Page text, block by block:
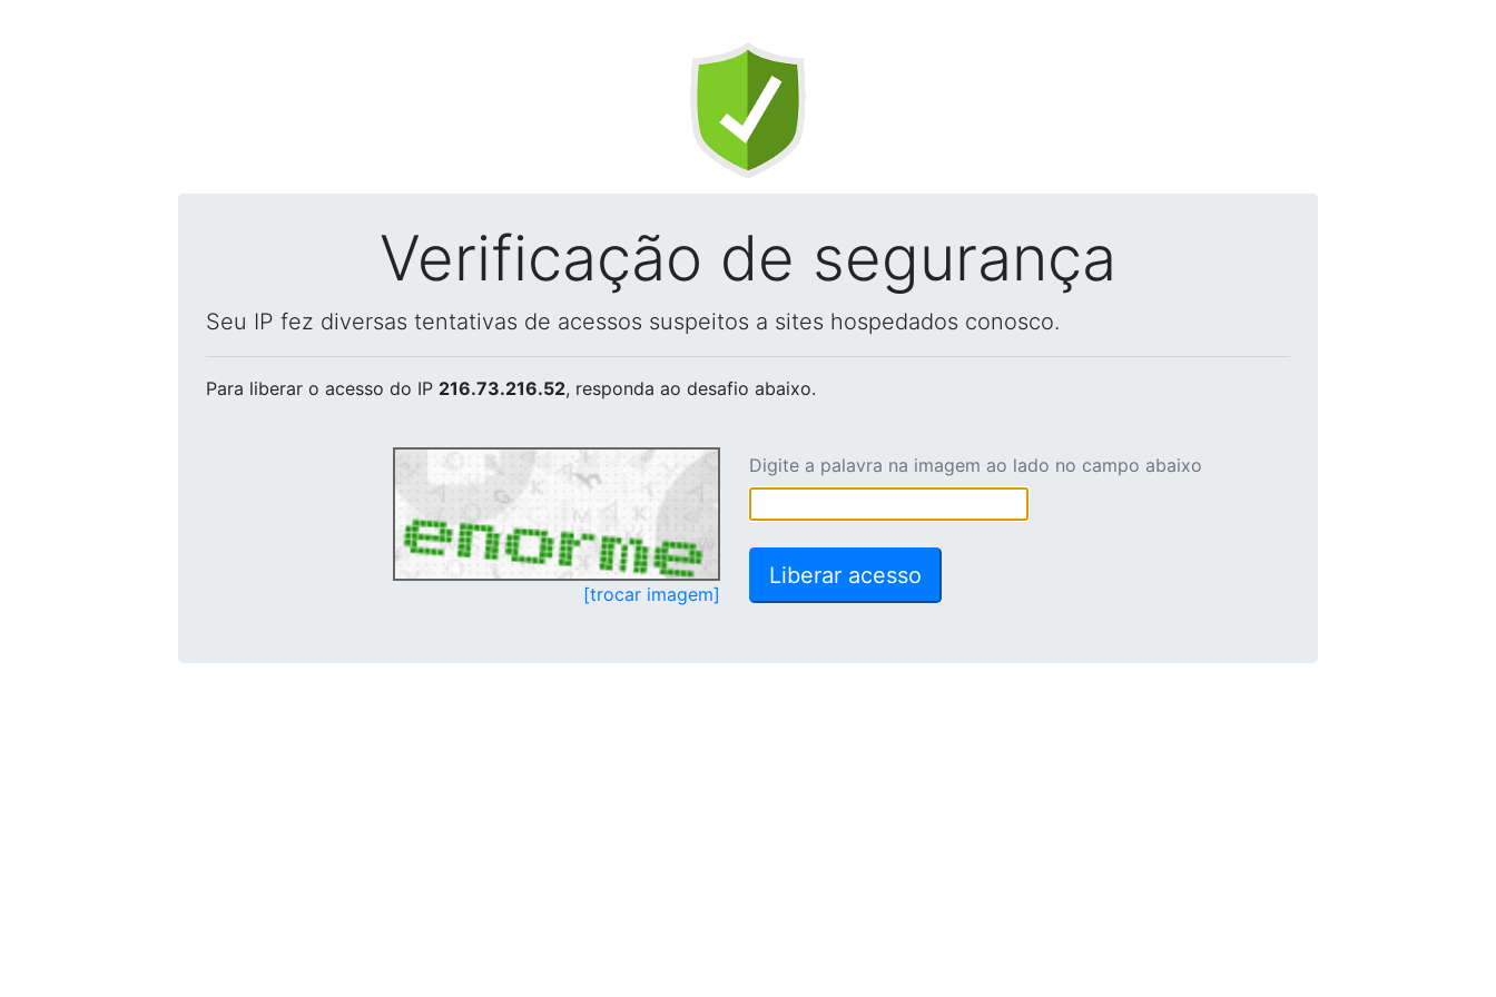
Verificação de segurança
Seu IP fez diversas tentativas de acessos suspeitos a sites hospedados conosco.
Para liberar o acesso do IP 216.73.216.52, responda ao desafio abaixo.
[trocar imagem]
Digite a palavra na imagem ao lado no campo abaixo